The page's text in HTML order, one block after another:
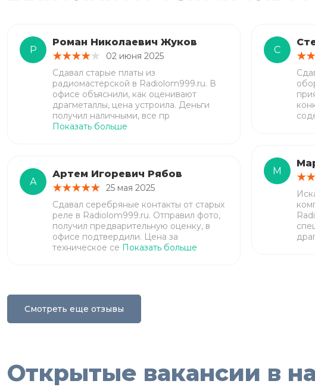
Р
Роман Николаевич Жуков
02 июня 2025
Сдавал старые платы из
радиомастерской в Radiolom999.ru. В
офисе объяснили, как оценивают
драгметаллы, цена устроила. Деньги
получил наличными, все пр
Показать больше
А
Артем Игоревич Рябов
25 мая 2025
Сдавал серебряные контакты от старых
реле в Radiolom999.ru. Отправил фото,
получил предварительную оценку, в
офисе подтвердили. Цена за
техническое се Показать больше
С
М
Смотреть еще отзывы
Открытые вакансии в